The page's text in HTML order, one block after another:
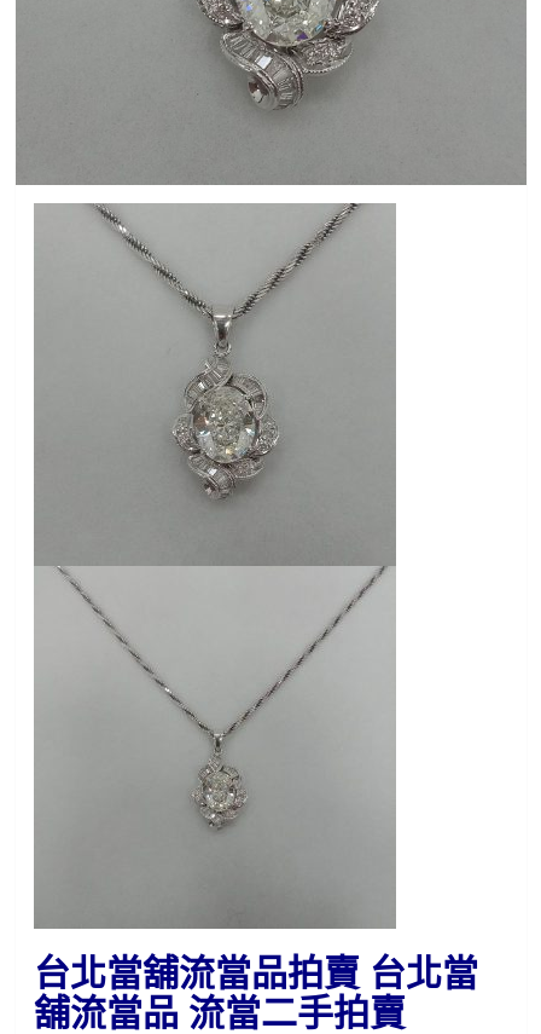
台北當舖流當品拍賣 台北當
舖流當品 流當二手拍賣